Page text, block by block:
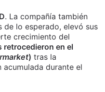
. La compañía también
de lo esperado, elevó sus
crecimiento del
retrocedieron en el
) tras la
durante el